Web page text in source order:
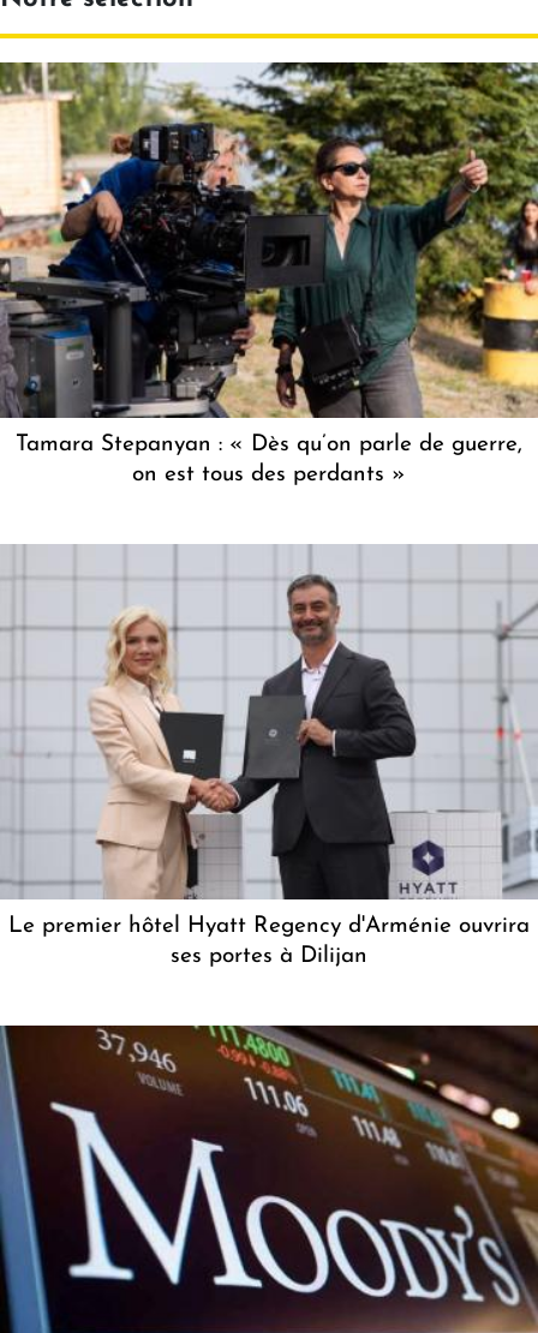
Tamara Stepanyan : « Dès qu’on parle de guerre,
on est tous des perdants »
Le premier hôtel Hyatt Regency d'Arménie ouvrira
ses portes à Dilijan